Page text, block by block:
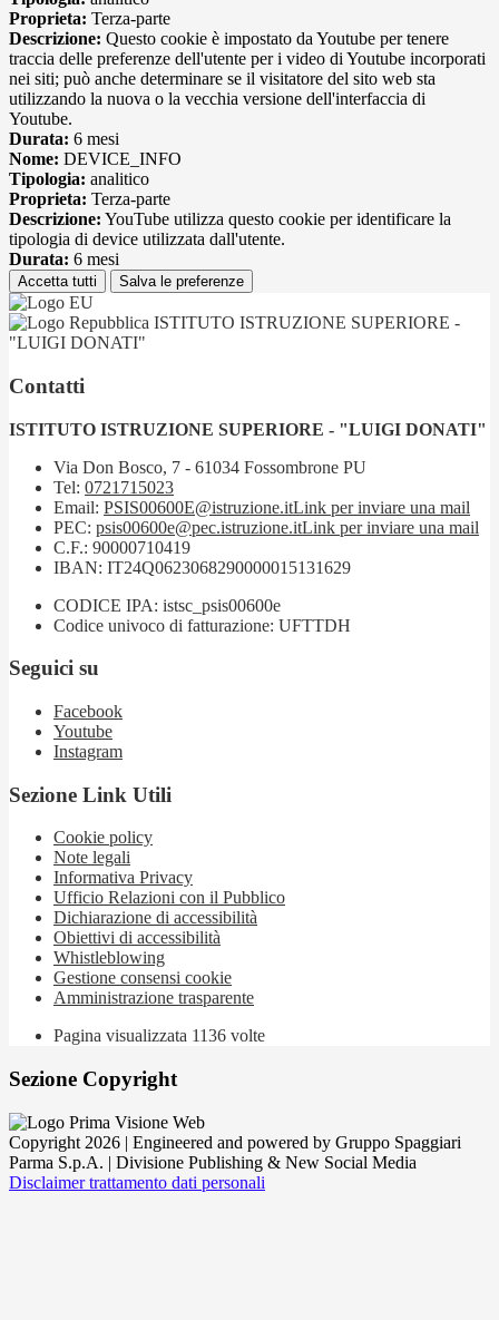
Proprieta: Terza-parte
Descrizione: Questo cookie è impostato da Youtube per tenere
traccia delle preferenze dell'utente per i video di Youtube incorporati
nei siti; può anche determinare se il visitatore del sito web sta
utilizzando la nuova o la vecchia versione dell'interfaccia di
Youtube.
Durata: 6 mesi
Nome: DEVICE_INFO
Tipologia: analitico
Proprieta: Terza-parte
Descrizione: YouTube utilizza questo cookie per identificare la
tipologia di device utilizzata dall'utente.
Durata: 6 mesi
Accetta tutti Salva le preferenze
ISTITUTO ISTRUZIONE SUPERIORE -
"LUIGI DONATI"
Contatti
ISTITUTO ISTRUZIONE SUPERIORE - "LUIGI DONATI"
Via Don Bosco, 7 - 61034 Fossombrone PU
Tel: 0721715023
Email: PSIS00600E@istruzione.itLink per inviare una mail
PEC: psis00600e@pec.istruzione.itLink per inviare una mail
C.F.: 90000710419
IBAN: IT24Q0623068290000015131629
CODICE IPA: istsc_psis00600e
Codice univoco di fatturazione: UFTTDH
Seguici su
Facebook
Youtube
Instagram
Sezione Link Utili
Cookie policy
Note legali
Informativa Privacy
Ufficio Relazioni con il Pubblico
Dichiarazione di accessibilità
Obiettivi di accessibilità
Whistleblowing
Gestione consensi cookie
Amministrazione trasparente
Pagina visualizzata 1136 volte
Sezione Copyright
Copyright 2026 | Engineered and powered by Gruppo Spaggiari
Parma S.p.A. | Divisione Publishing & New Social Media
Disclaimer trattamento dati personali